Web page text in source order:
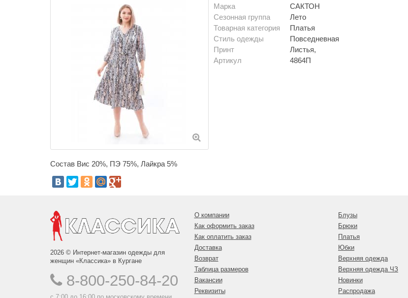
Марка
САКТОН
Сезонная группа
Лето
Товарная категория
Платья
Стиль одежды
Повседневная
Принт
Листья,
Артикул
4864П
Состав Вис 20%, ПЭ 75%, Лайкра 5%
2026 © Интернет-магазин одежды для
женщин «Классика» в Кургане
8-800-250-84-20
О компании
Как оформить заказ
Как оплатить заказ
Доставка
Возврат
Таблица размеров
Вакансии
Реквизиты
Блузы
Брюки
Платья
Юбки
Верхняя одежда
Верхняя одежда ЧЗ
Новинки
Распродажа